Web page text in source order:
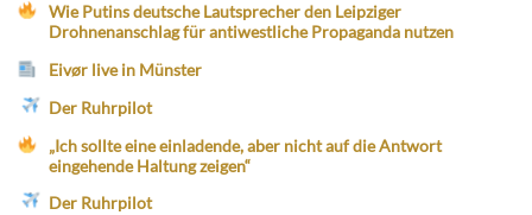
Wie Putins deutsche Lautsprecher den Leipziger
Drohnenanschlag für antiwestliche Propaganda nutzen
Eivør live in Münster
Der Ruhrpilot
„Ich sollte eine einladende, aber nicht auf die Antwort
eingehende Haltung zeigen“
Der Ruhrpilot